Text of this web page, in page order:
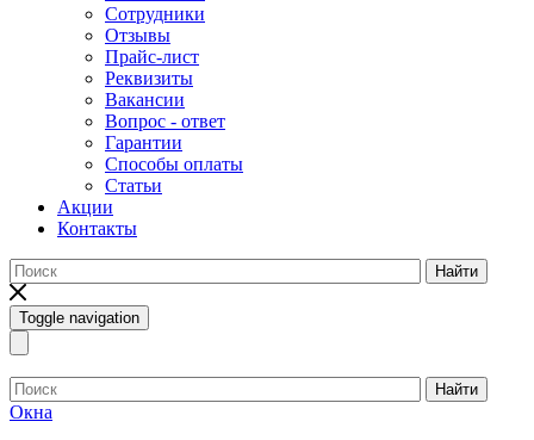
Сотрудники
Отзывы
Прайс-лист
Реквизиты
Вакансии
Вопрос - ответ
Гарантии
Способы оплаты
Статьи
Акции
Контакты
Найти
Toggle navigation
Найти
Окна